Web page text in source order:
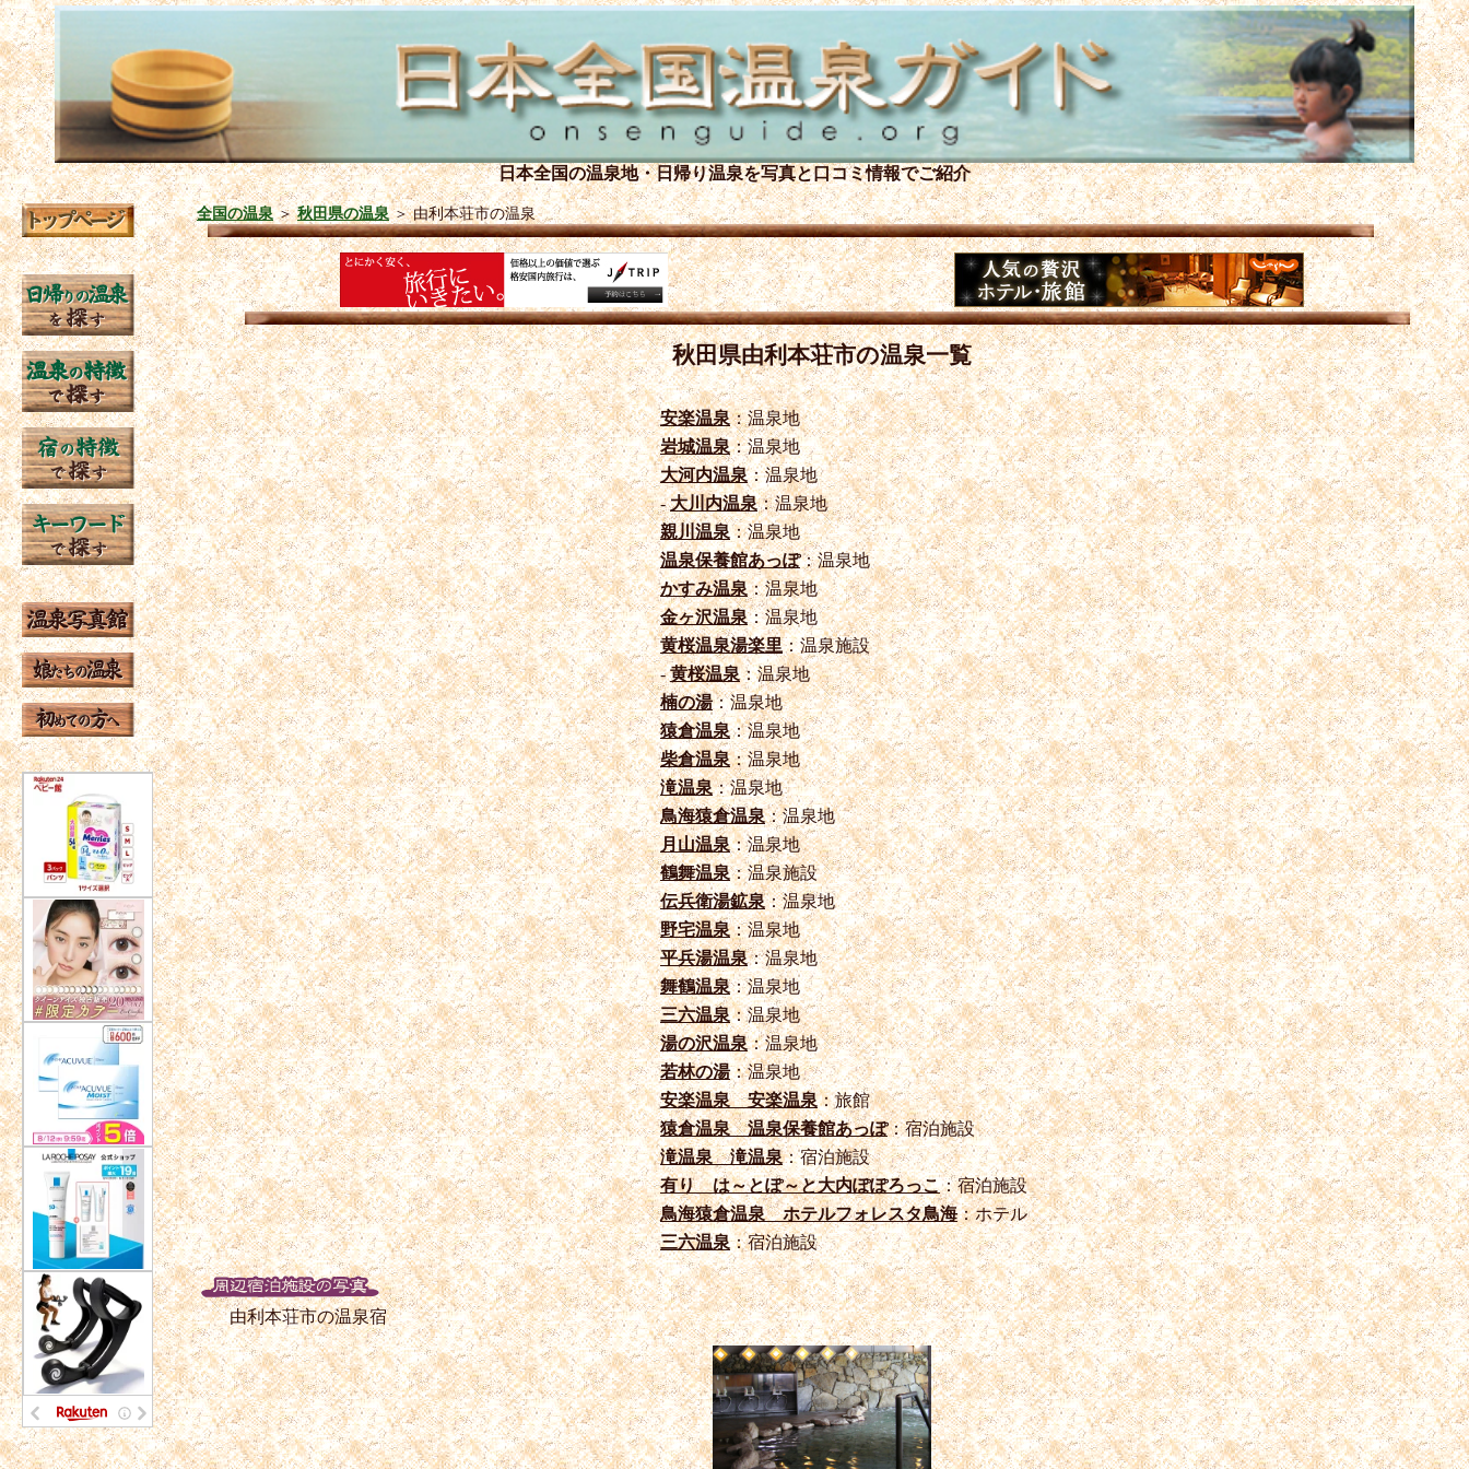
日本全国の温泉地・日帰り温泉を写真と口コミ情報でご紹介
全国の温泉＞秋田県の温泉＞由利本荘市の温泉
秋田県由利本荘市の温泉一覧
安楽温泉：温泉地
岩城温泉：温泉地
大河内温泉：温泉地
-大川内温泉：温泉地
親川温泉：温泉地
温泉保養館あっぽ：温泉地
かすみ温泉：温泉地
金ヶ沢温泉：温泉地
黄桜温泉湯楽里：温泉施設
-黄桜温泉：温泉地
楠の湯：温泉地
猿倉温泉：温泉地
柴倉温泉：温泉地
滝温泉：温泉地
鳥海猿倉温泉：温泉地
月山温泉：温泉地
鶴舞温泉：温泉施設
伝兵衛湯鉱泉：温泉地
野宅温泉：温泉地
平兵湯温泉：温泉地
舞鶴温泉：温泉地
三六温泉：温泉地
湯の沢温泉：温泉地
若林の湯：温泉地
安楽温泉 安楽温泉：旅館
猿倉温泉 温泉保養館あっぽ：宿泊施設
滝温泉 滝温泉：宿泊施設
有り は～とぽ～と大内ぽぽろっこ：宿泊施設
鳥海猿倉温泉 ホテルフォレスタ鳥海：ホテル
三六温泉：宿泊施設
由利本荘市の温泉宿